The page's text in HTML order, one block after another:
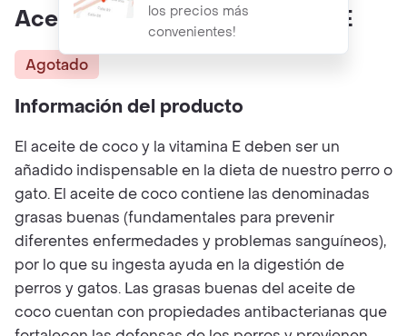
los precios más
convenientes!
Aceite De Coco Con Vitamina E
Agotado
Información del producto
El aceite de coco y la vitamina E deben ser un
añadido indispensable en la dieta de nuestro perro o
gato. El aceite de coco contiene las denominadas
grasas buenas (fundamentales para prevenir
diferentes enfermedades y problemas sanguíneos),
por lo que su ingesta ayuda en la digestión de
perros y gatos. Las grasas buenas del aceite de
coco cuentan con propiedades antibacterianas que